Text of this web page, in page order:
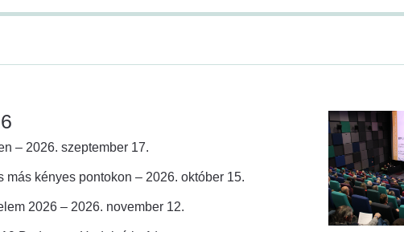
– 2026. szeptember 17.
kényes pontokon – 2026. október 15.
2026 – 2026. november 12.